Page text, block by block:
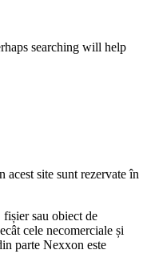
searching will help
site sunt rezervate în
sau obiect de
cele necomerciale și
parte Nexxon este